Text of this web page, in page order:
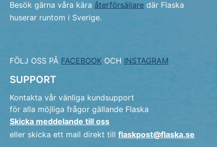
Besök gärna våra kära återförsäljare där Flaska
huserar runtom i Sverige.
FÖLJ OSS PÅ FACEBOOK OCH INSTAGRAM
SUPPORT
Kontakta vår vänliga kundsupport
för alla möjliga frågor gällande Flaska
Skicka meddelande till oss
eller skicka ett mail direkt till flaskpost@flaska.se